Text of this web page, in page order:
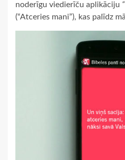
noderīgu viedierīču aplikāciju
(“Atceries mani”), kas palīdz